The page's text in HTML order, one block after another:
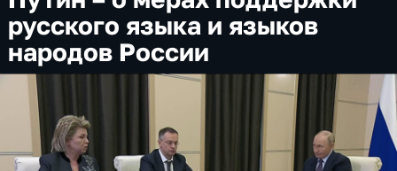
русского языка и языков
народов России